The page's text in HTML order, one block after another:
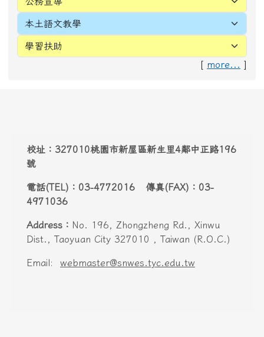
[ more... ]
校址：327010桃園市新屋區新生里4鄰中正路196
號
電話(TEL)：03-4772016 傳真(FAX)：03-
4971036
Address： No. 196, Zhongzheng Rd., Xinwu
Dist., Taoyuan City 327010 , Taiwan (R.O.C.)
Email: webmaster@snwes.tyc.edu.tw